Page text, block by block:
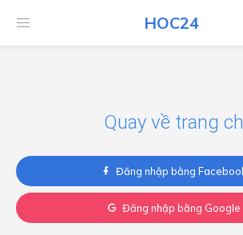
HOC24
HOC24
Quay về trang
Đăng nhập bằng
Đăng nhập bằng Google